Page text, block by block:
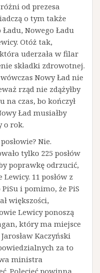
od prezesa
o tym także
Ładu, Nowego Ładu
Otóż tak,
uderzała w filar
składki zdrowotnej.
Nowy Ład nie
rząd nie zdążyłby
czas, bo kończył
Ład musiałby
o rok.
Nie.
tylko 225 posłów
poprawkę odrzucić,
11 posłów z
PiSu i pomimo, że PiS
większości,
Lewicy ponoszą
który ma miejsce
Kaczyński
za to
ministra
Polecieć powinna